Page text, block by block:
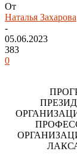
От
Наталья Захарова
-
05.06.2023
383
0